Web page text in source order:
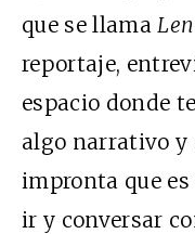
que se llama
reportaje,
espacio donde
algo narrativo y
impronta que
ir y conversar